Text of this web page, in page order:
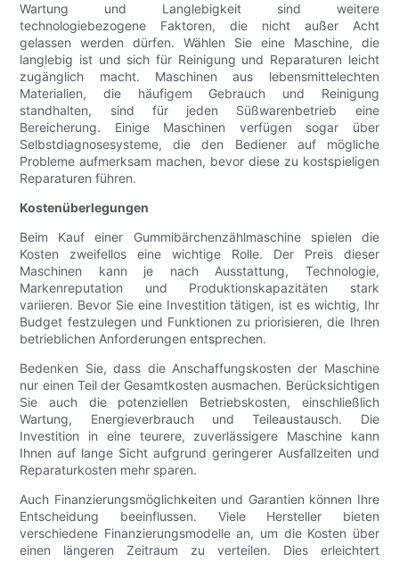
Wartung und Langlebigkeit sind weitere
technologiebezogene Faktoren, die nicht außer Acht
gelassen werden dürfen. Wählen Sie eine Maschine, die
langlebig ist und sich für Reinigung und Reparaturen leicht
zugänglich macht. Maschinen aus lebensmittelechten
Materialien, die häufigem Gebrauch und Reinigung
standhalten, sind für jeden Süßwarenbetrieb eine
Bereicherung. Einige Maschinen verfügen sogar über
Selbstdiagnosesysteme, die den Bediener auf mögliche
Probleme aufmerksam machen, bevor diese zu kostspieligen
Reparaturen führen.
Kostenüberlegungen
Beim Kauf einer Gummibärchenzählmaschine spielen die
Kosten zweifellos eine wichtige Rolle. Der Preis dieser
Maschinen kann je nach Ausstattung, Technologie,
Markenreputation und Produktionskapazitäten stark
variieren. Bevor Sie eine Investition tätigen, ist es wichtig, Ihr
Budget festzulegen und Funktionen zu priorisieren, die Ihren
betrieblichen Anforderungen entsprechen.
Bedenken Sie, dass die Anschaffungskosten der Maschine
nur einen Teil der Gesamtkosten ausmachen. Berücksichtigen
Sie auch die potenziellen Betriebskosten, einschließlich
Wartung, Energieverbrauch und Teileaustausch. Die
Investition in eine teurere, zuverlässigere Maschine kann
Ihnen auf lange Sicht aufgrund geringerer Ausfallzeiten und
Reparaturkosten mehr sparen.
Auch Finanzierungsmöglichkeiten und Garantien können Ihre
Entscheidung beeinflussen. Viele Hersteller bieten
verschiedene Finanzierungsmodelle an, um die Kosten über
einen längeren Zeitraum zu verteilen. Dies erleichtert